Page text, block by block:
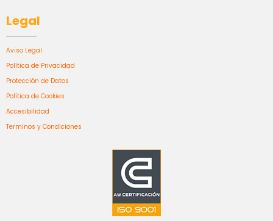
Legal
Aviso Legal
Política de Privacidad
Protección de Datos
Política de Cookies
Accesibilidad
Terminos y Condiciones